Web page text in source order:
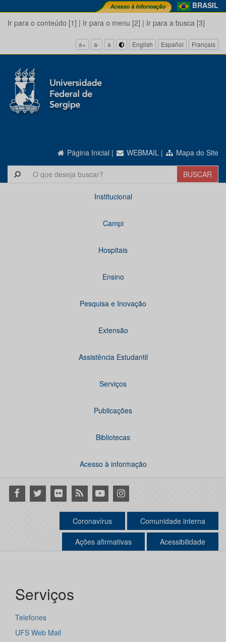
BRASIL
Ir para o conteúdo [1] | Ir para o menu [2] | Ir para a busca [3]
a+ a- a English Español Français
Página Inicial | WEBMAIL | Mapa do Site
Institucional
Campi
Hospitais
Ensino
Pesquisa e Inovação
Extensão
Assistência Estudantil
Serviços
Publicações
Bibliotecas
Acesso à informação
Facebook
Twitter Flickr RSS YoutubeInstagram
Coronavírus Comunidade interna
Ações afirmativas Acessibilidade
Serviços
Telefones
UFS Web Mail